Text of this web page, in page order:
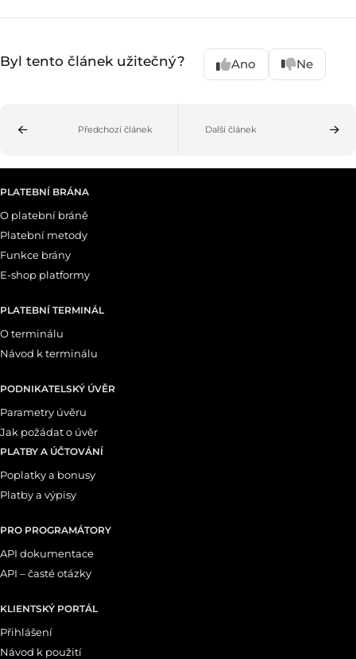
Byl tento článek užitečný? Ano Ne
Předchozí článek Další článek
PLATEBNÍ BRÁNA
O platební bráně
Platební metody
Funkce brány
E-shop platformy
PLATEBNÍ TERMINÁL
O terminálu
Návod k terminálu
PODNIKATELSKÝ ÚVĚR
Parametry úvěru
Jak požádat o úvěr
PLATBY A ÚČTOVÁNÍ
Poplatky a bonusy
Platby a výpisy
PRO PROGRAMÁTORY
API dokumentace
API – časté otázky
KLIENTSKÝ PORTÁL
Přihlášení
Návod k použití